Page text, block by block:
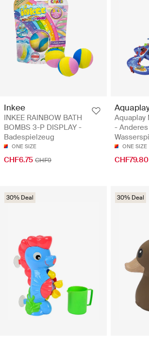
Inkee
INKEE RAINBOW BATH
BOMBS 3-P DISPLAY -
Badespielzeug
ONE SIZE
CHF6.75 CHF9
Aquaplay
- Anderes
ONE SIZE
CHF79.80
30% Deal 30% Deal